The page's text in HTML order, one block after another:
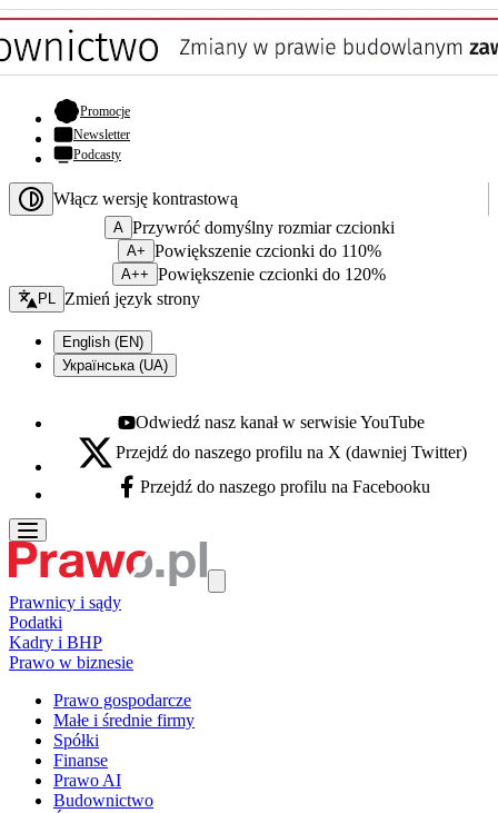
Promocje- otwiera się w nowej karcie
Newsletter
Podcasty
Włącz wersję kontrastową
A Przywróć domyślny rozmiar czcionki
A+ Powiększenie czcionki do 110%
A++ Powiększenie czcionki do 120%
Zmień język - bieżący:
PL Zmień język strony
English (EN)
Українська (UA)
Youtube - otwiera się w nowej karcie
Odwiedź nasz kanał w serwisie YouTube
X - otwiera się w nowej karcie
Przejdź do naszego profilu na X (dawniej Twitter)
Facebook - otwiera się w nowej karcie
Przejdź do naszego profilu na Facebooku
Prawnicy i sądy
Podatki
Kadry i BHP
Prawo w biznesie
Prawo gospodarcze
Małe i średnie firmy
Spółki
Finanse
Prawo AI
Budownictwo